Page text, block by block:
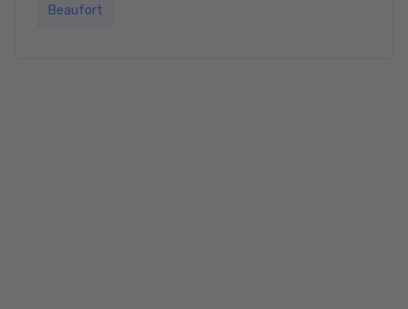
Beaufort